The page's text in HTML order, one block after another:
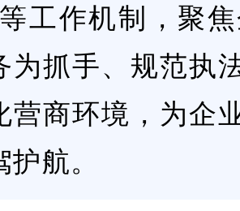
工作机制，聚
为抓手、规范执
营商环境，为企
护航。